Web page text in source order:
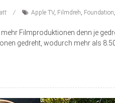
Apple TV, Filmdreh Foundation
Filmproduktionen denn je
gedreht, wodurch mehr als